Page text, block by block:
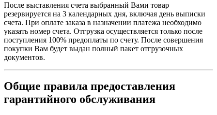
После выставления счета выбранный Вами товар
резервируется на 3 календарных дня, включая день выписки
счета. При оплате заказа в назначении платежа необходимо
указать номер счета. Отгрузка осуществляется только после
поступления 100% предоплаты по счету. После совершения
покупки Вам будет выдан полный пакет отгрузочных
документов.
Общие правила предоставления
гарантийного обслуживания